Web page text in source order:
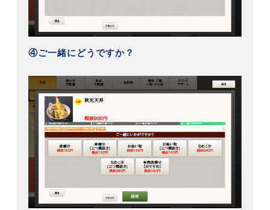
④ご一緒にどうですか？